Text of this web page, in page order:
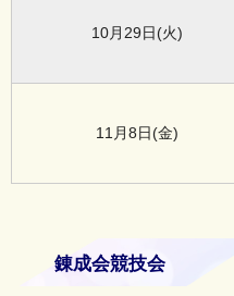
10月29日(火)
11月8日(金)
錬成会競技会